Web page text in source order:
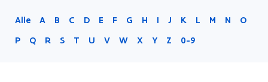
Alle A B C D E F G H I J K L M N
O
P
Q R S T U V W X Y Z 0-9